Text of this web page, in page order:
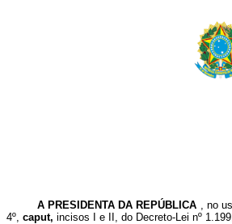
A PRESIDENTA DA REPÚBLICA , no
4º, caput, incisos I e II, do Decreto-Lei nº